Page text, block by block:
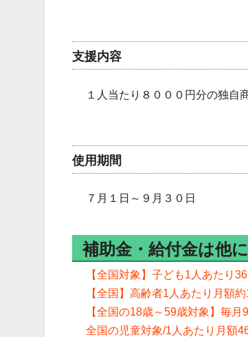
支援内容
１人当たり８０００円分の独自
使用期間
７月１日～９月３０日
補助金・給付金は他
【全国対象】子ども1人あたり
【全国】高齢者1人あたり月額
【全国の18歳～59歳対象】毎
全国の児童対象/1人あたり月額